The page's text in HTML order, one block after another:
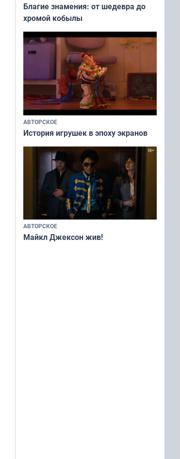
Благие знамения: от шедевра до
хромой кобылы
АВТОРСКОЕ
История игрушек в эпоху экранов
АВТОРСКОЕ
Майкл Джексон жив!